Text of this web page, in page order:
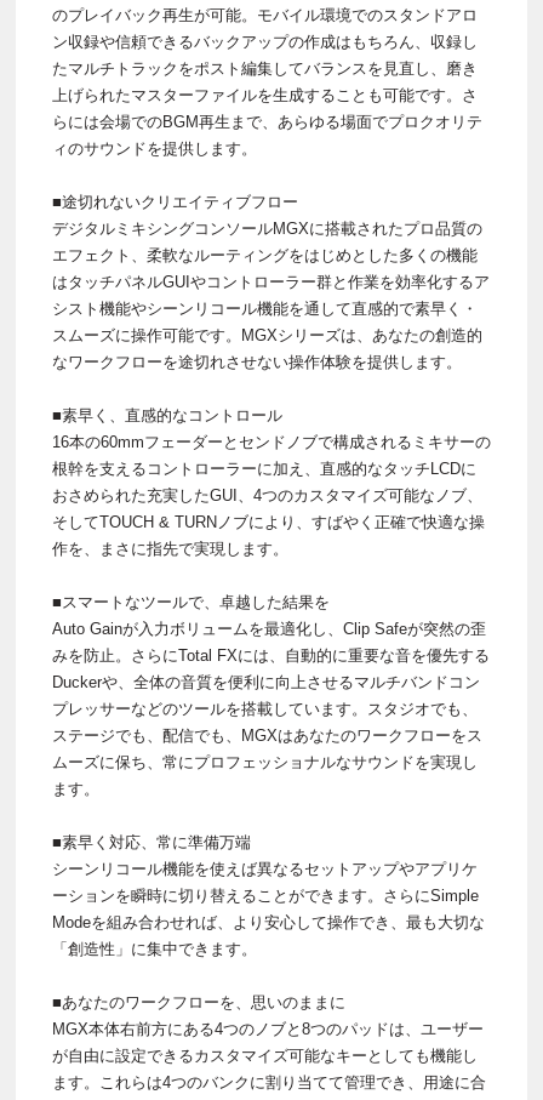
のプレイバック再生が可能。モバイル環境でのスタンドアロ
ン収録や信頼できるバックアップの作成はもちろん、収録し
たマルチトラックをポスト編集してバランスを見直し、磨き
上げられたマスターファイルを生成することも可能です。さ
らには会場でのBGM再生まで、あらゆる場面でプロクオリテ
ィのサウンドを提供します。
■途切れないクリエイティブフロー
デジタルミキシングコンソールMGXに搭載されたプロ品質の
エフェクト、柔軟なルーティングをはじめとした多くの機能
はタッチパネルGUIやコントローラー群と作業を効率化するア
シスト機能やシーンリコール機能を通して直感的で素早く・
スムーズに操作可能です。MGXシリーズは、あなたの創造的
なワークフローを途切れさせない操作体験を提供します。
■素早く、直感的なコントロール
16本の60mmフェーダーとセンドノブで構成されるミキサーの
根幹を支えるコントローラーに加え、直感的なタッチLCDに
おさめられた充実したGUI、4つのカスタマイズ可能なノブ、
そしてTOUCH & TURNノブにより、すばやく正確で快適な操
作を、まさに指先で実現します。
■スマートなツールで、卓越した結果を
Auto Gainが入力ボリュームを最適化し、Clip Safeが突然の歪
みを防止。さらにTotal FXには、自動的に重要な音を優先する
Duckerや、全体の音質を便利に向上させるマルチバンドコン
プレッサーなどのツールを搭載しています。スタジオでも、
ステージでも、配信でも、MGXはあなたのワークフローをス
ムーズに保ち、常にプロフェッショナルなサウンドを実現し
ます。
■素早く対応、常に準備万端
シーンリコール機能を使えば異なるセットアップやアプリケ
ーションを瞬時に切り替えることができます。さらにSimple
Modeを組み合わせれば、より安心して操作でき、最も大切な
「創造性」に集中できます。
■あなたのワークフローを、思いのままに
MGX本体右前方にある4つのノブと8つのパッドは、ユーザー
が自由に設定できるカスタマイズ可能なキーとしても機能し
ます。これらは4つのバンクに割り当てて管理でき、用途に合